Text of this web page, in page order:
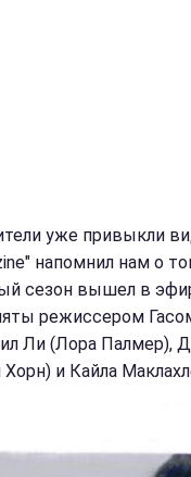
уже привыкли
напомнил нам о
сезон вышел в
режиссером
Ли (Лора Палмер),
и Кайла